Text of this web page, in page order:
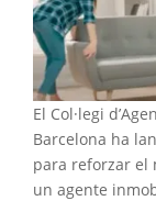
El Col·legi
Barcelona ha
para reforzar el
un agente